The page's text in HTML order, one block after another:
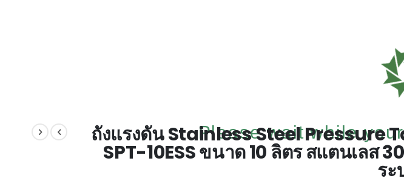
Please wait while your
ถังแรงดัน Stainless Steel Pressure
SPT-10ESS ขนาด 10 ลิตร สแตนเลส
ร